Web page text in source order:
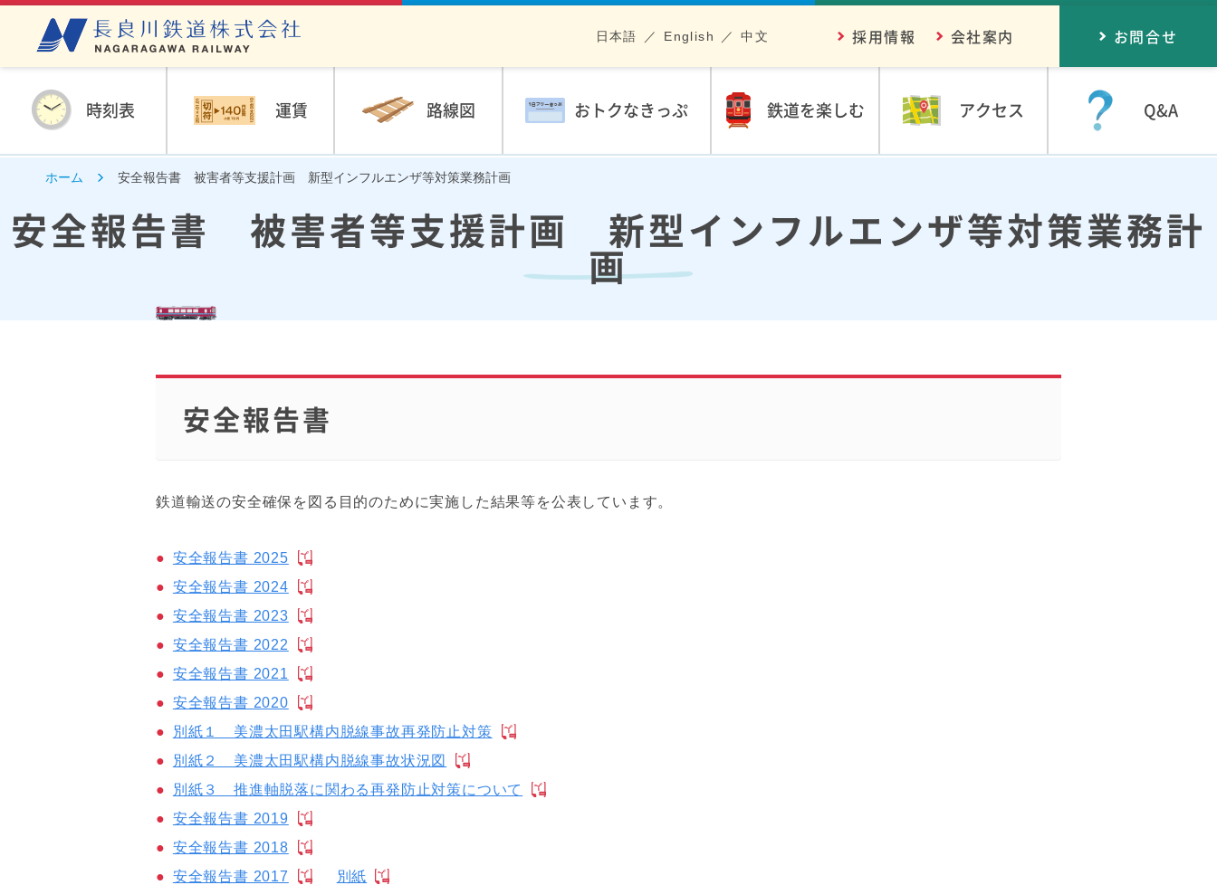
時刻表 運賃 路線図 おトクなきっぷ 鉄道を楽しむ アクセス Q&A
採用情報 会社案内
日本語 English 中文 お問合せ
ホーム 安全報告書 被害者等支援計画 新型インフルエンザ等対策業務計画
安全報告書 被害者等支援計画 新型インフルエンザ等対策業務計
画
安全報告書
鉄道輸送の安全確保を図る目的のために実施した結果等を公表しています。
安全報告書 2025
安全報告書 2024
安全報告書 2023
安全報告書 2022
安全報告書 2021
安全報告書 2020
別紙１ 美濃太田駅構内脱線事故再発防止対策
別紙２ 美濃太田駅構内脱線事故状況図
別紙３ 推進軸脱落に関わる再発防止対策について
安全報告書 2019
安全報告書 2018
安全報告書 2017
別紙